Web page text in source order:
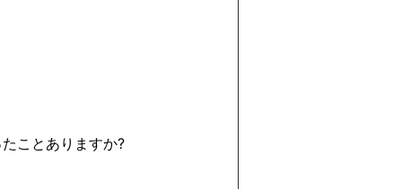
ことありますか?